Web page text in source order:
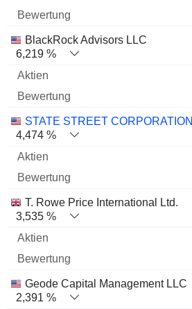
BlackRock Advisors LLC
6,219 %
STATE STREET CORPORATION
4,474 %
T. Rowe Price International Ltd.
3,535 %
Geode Capital Management LLC
2,391 %